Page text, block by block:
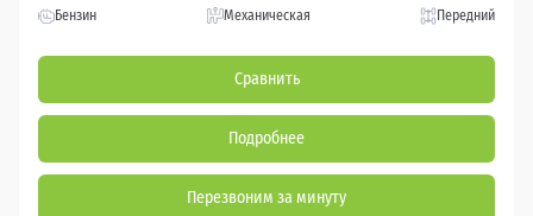
Бензин Механическая Передний
Сравнить
Подробнее
Перезвоним за минуту